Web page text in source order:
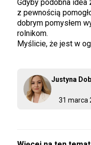
31 marca
Justyna
Gdyby podobna idea
z pewnością
dobrym pomysłem
rolnikom.
Myślicie, że jest w